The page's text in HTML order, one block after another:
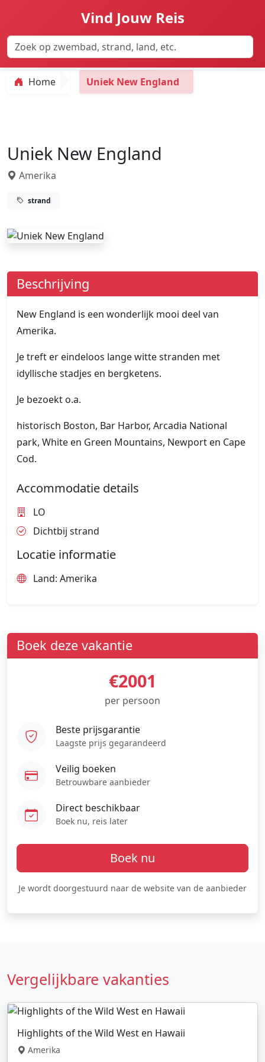
Vind Jouw Reis
Home Uniek New England
Uniek New England
Amerika
strand
Beschrijving
New England is een wonderlijk mooi deel van
Amerika.
Je treft er eindeloos lange witte stranden met
idyllische stadjes en bergketens.
Je bezoekt o.a.
historisch Boston, Bar Harbor, Arcadia National
park, White en Green Mountains, Newport en Cape
Cod.
Accommodatie details
LO
Dichtbij strand
Locatie informatie
Land: Amerika
Boek deze vakantie
€2001
per persoon
Beste prijsgarantie
Laagste prijs gegarandeerd
Veilig boeken
Betrouwbare aanbieder
Direct beschikbaar
Boek nu, reis later
Boek nu
Je wordt doorgestuurd naar de website van de aanbieder
Vergelijkbare vakanties
Highlights of the Wild West en Hawaii
Amerika